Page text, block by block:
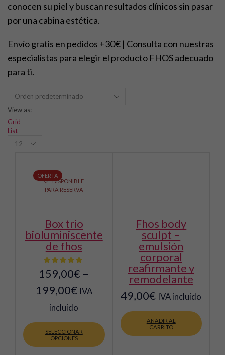
conocen su piel y buscan resultados clínicos sin pasar
por una cabina estética.
Envío gratis en pedidos +30€ | Consulta con nuestras
especialistas para elegir el producto FHOS adecuado
para ti.
View as:
Grid
List
per
OFERTA
DISPONIBLE
PARA RESERVA
box trio
bioluminiscente
de fhos
159,00€ –
199,00€ IVA
incluido
SELECCIONAR
OPCIONES
producto
tiene
fhos body
sculpt –
emulsión
corporal
reafirmante y
remodelante
49,00€ IVA incluido
AÑADIR AL
CARRITO